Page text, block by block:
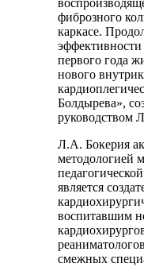
фиброзного
каркасе.
первого года
нового
Болдырева»,
руководством
Л.А. Бокерия
методологией
является
воспитавшим
смежных